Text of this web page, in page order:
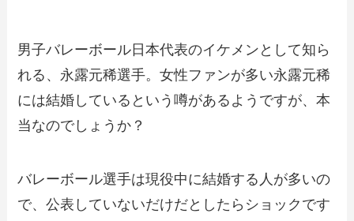
男子バレーボール日本代表のイケメンとして知ら
れる、永露元稀選手。女性ファンが多い永露元稀
には結婚しているという噂があるようですが、本
当なのでしょうか？
バレーボール選手は現役中に結婚する人が多いの
で、公表していないだけだとしたらショックです